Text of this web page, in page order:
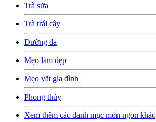
Trà sữa
Trà trái cây
Dưỡng da
Mẹo làm đẹp
Mẹo vặt gia đình
Phong thủy
Xem thêm các danh mục món ngon khác